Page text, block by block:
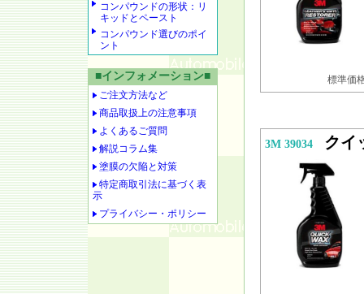
コンパウンドの形状：リ
キッドとペースト
コンパウンド選びのポイ
ント
■インフォメーション■
ご注文方法など
商品取扱上の注意事項
よくあるご質問
解説コラム集
塗膜の欠陥と対策
特定商取引法に基づく表
示
プライバシー・ポリシー
標準価
3M 39034 クイ